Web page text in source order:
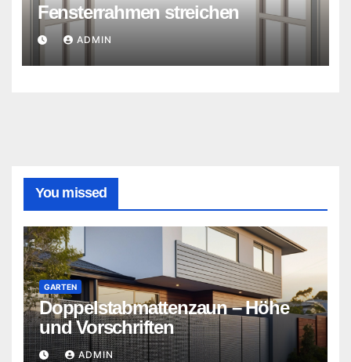
Fensterrahmen streichen
ADMIN
You missed
GARTEN
Doppelstabmattenzaun – Höhe
und Vorschriften
ADMIN